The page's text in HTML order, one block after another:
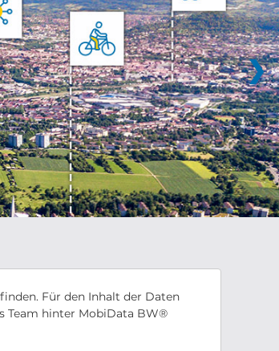
❯
Für den Inhalt der Daten
Team hinter MobiData BW®